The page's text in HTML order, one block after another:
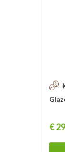
Prijs
€